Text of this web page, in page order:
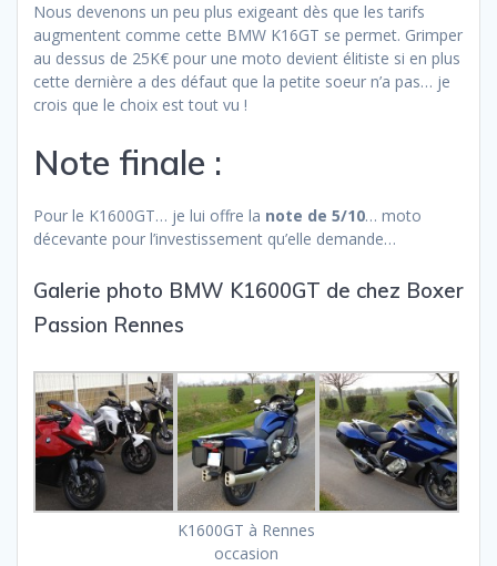
Nous devenons un peu plus exigeant dès que les tarifs
augmentent comme cette BMW K16GT se permet. Grimper
au dessus de 25K€ pour une moto devient élitiste si en plus
cette dernière a des défaut que la petite soeur n’a pas… je
crois que le choix est tout vu !
Note finale :
Pour le K1600GT… je lui offre la note de 5/10… moto
décevante pour l’investissement qu’elle demande…
Galerie photo BMW K1600GT de chez Boxer
Passion Rennes
K1600GT à Rennes
occasion